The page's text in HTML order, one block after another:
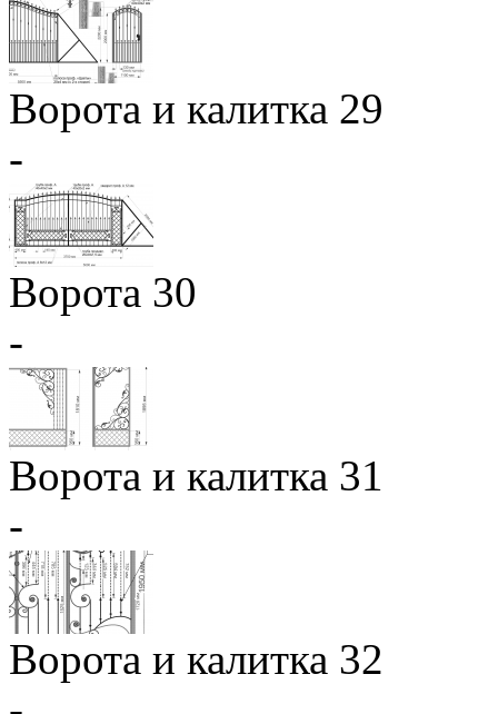
Ворота и калитка 29
-
Ворота 30
-
Ворота и калитка 31
-
Ворота и калитка 32